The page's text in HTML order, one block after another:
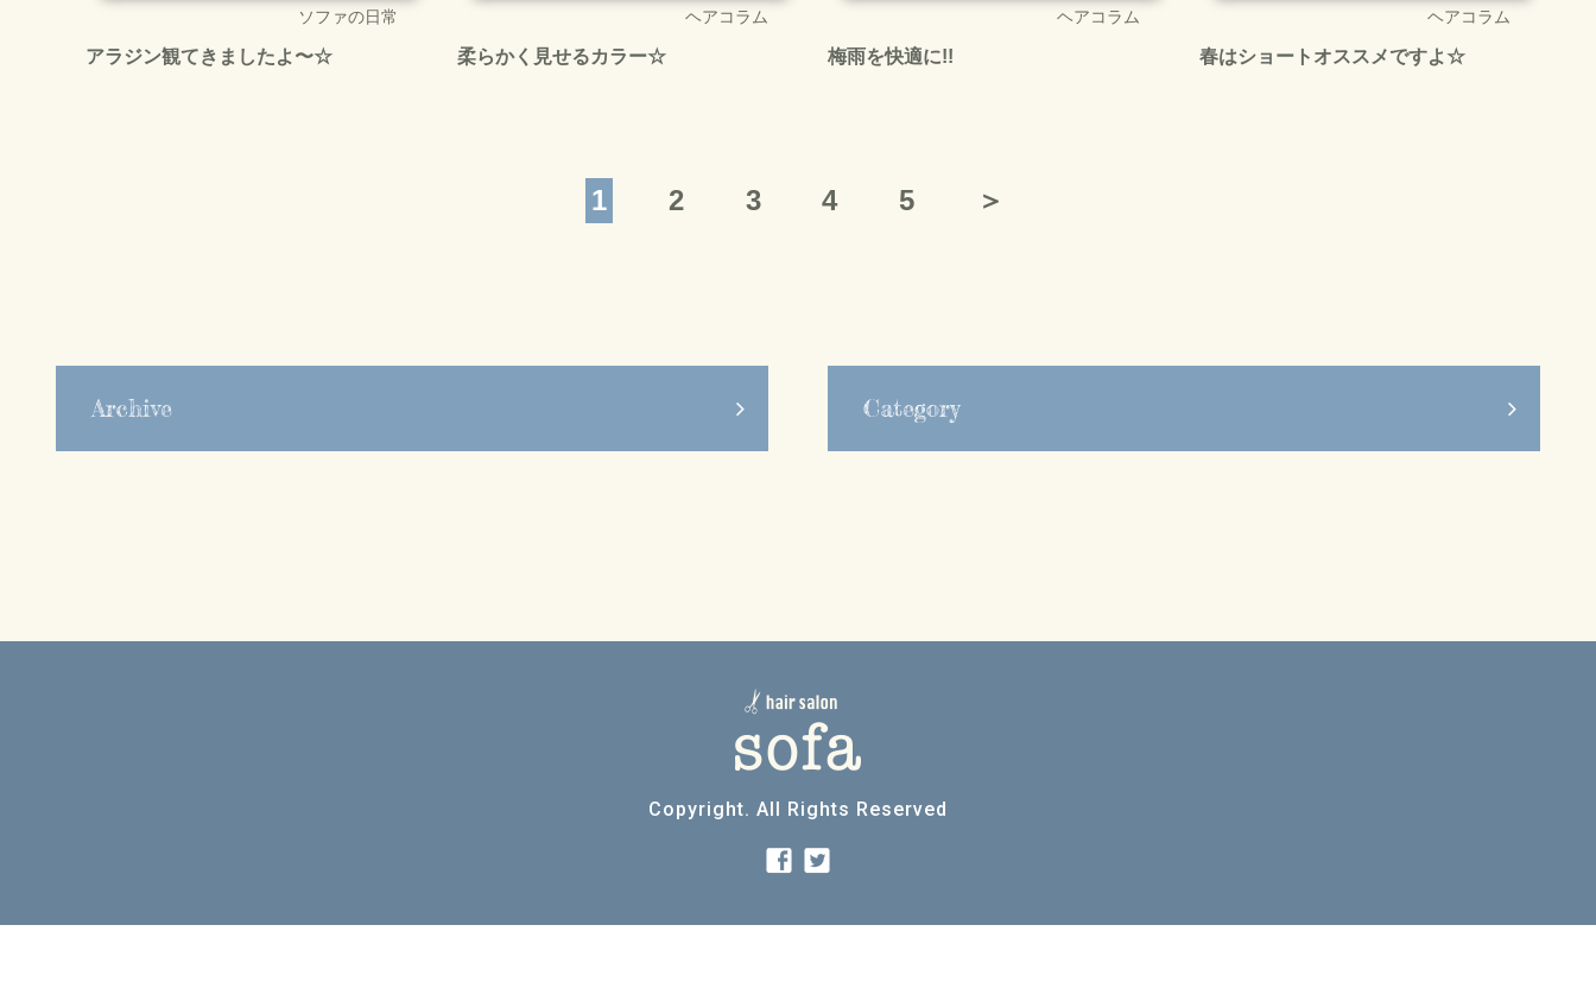
ソファの日常
アラジン観てきましたよ〜☆
ヘアコラム
柔らかく見せるカラー☆
ヘアコラム
梅雨を快適に!!
ヘアコラム
春はショートオススメですよ☆
1 2 3 4 5 ＞
Archive Category
Copyright. All Rights Reserved